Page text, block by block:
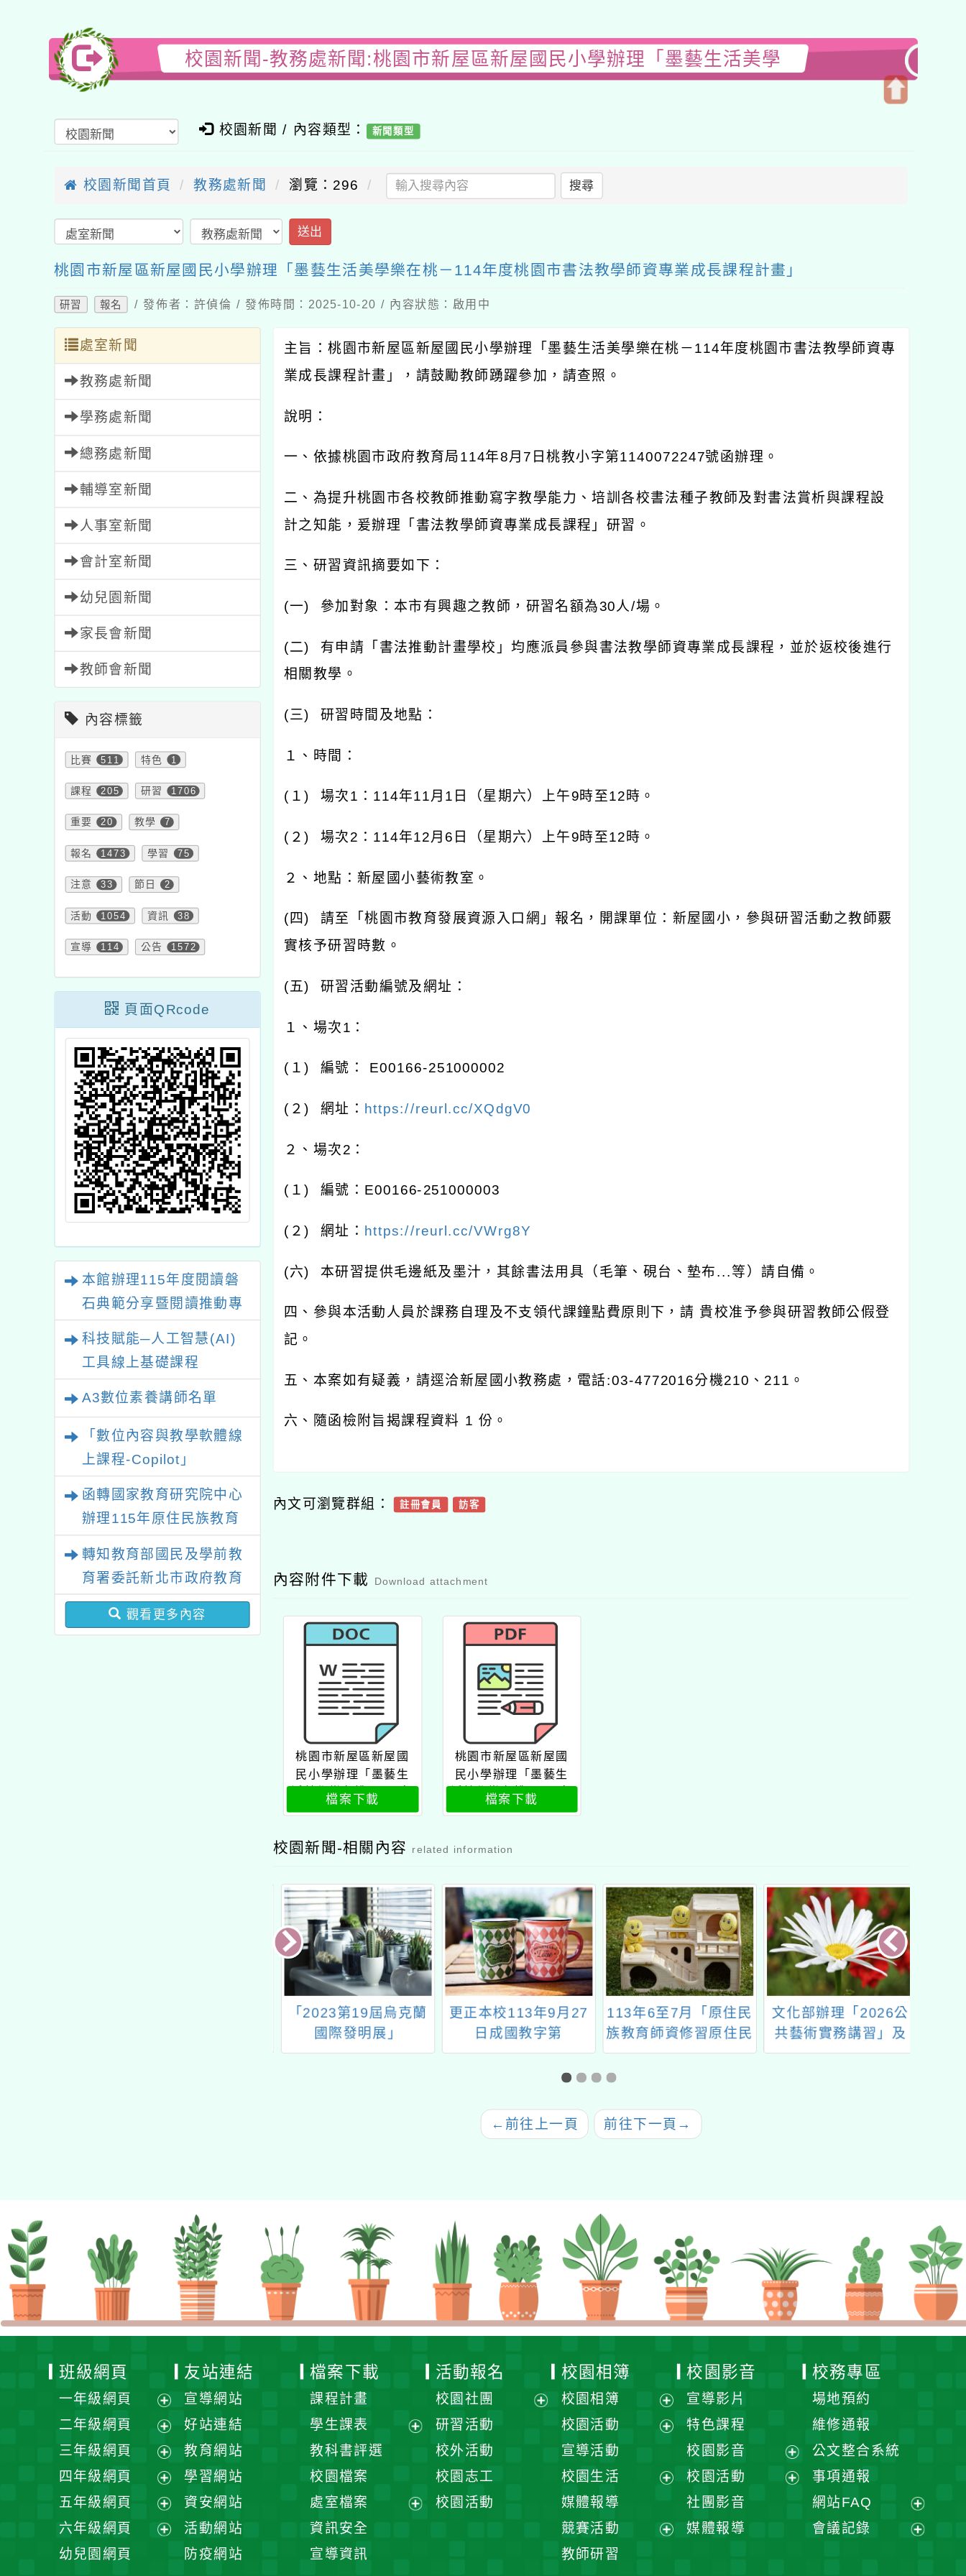
校園新聞-教務處新聞:桃園市新屋區新屋國民小學辦理「墨藝生活美學
校園新聞 / 內容類型： 新聞類型
校園新聞首頁 教務處新聞 瀏覽：296 搜尋
送出
桃園市新屋區新屋國民小學辦理「墨藝生活美學樂在桃－114年度桃園市書法教學師資專業成長課程計畫」
研習 報名 / 發佈者：許偵倫 / 發佈時間：2025-10-20 / 內容狀態：啟用中
處室新聞
教務處新聞
學務處新聞
總務處新聞
輔導室新聞
人事室新聞
會計室新聞
幼兒園新聞
家長會新聞
教師會新聞
內容標籤
比賽 511 特色 1
課程 205 研習 1706
重要 20 教學 7
報名 1473 學習 75
注意 33 節日 2
活動 1054 資訊 38
宣導 114 公告 1572
頁面QRcode
本館辦理115年度閱讀磐
石典範分享暨閱讀推動專
業研習
科技賦能─人工智慧(AI)
工具線上基礎課程
A3數位素養講師名單
「數位內容與教學軟體線
上課程-Copilot」
函轉國家教育研究院中心
辦理115年原住民族教育
轉知教育部國民及學前教
育署委託新北市政府教育
局辦理「115年度教師專
業成長研習實施計畫－夢
觀看更多內容
主旨：桃園市新屋區新屋國民小學辦理「墨藝生活美學樂在桃－114年度桃園市書法教學師資專
業成長課程計畫」，請鼓勵教師踴躍參加，請查照。
說明：
一、依據桃園市政府教育局114年8月 7 日桃教小字第1140072247號函辦理。
二、為提升桃園市各校教師推動寫字教學能力、培訓各校書法種子教師及對書法賞析與課程設
計之知能，爰辦理「書法教學師資專業成長課程」研習。
三、研習資訊摘要如下：
(一) 參加對象：本市有興趣之教師，研習名額為30人/場。
(二) 有申請「書法推動計畫學校」均應派員參與書法教學師資專業成長課程，並於返校後進行
相關教學。
(三) 研習時間及地點：
１、時間：
( １) 場次1 ： 114年11月 1 日（星期六）上午9時至12時。
( ２) 場次2 ： 114年12月 6 日（星期六）上午9時至12時。
２、地點：新屋國小藝術教室。
( 四) 請至「桃園市教育發展資源入口網」報名，開課單位：新屋國小，參與研習活動之教師覈
實核予研習時數。
(五) 研習活動編號及網址：
１、場次1 ：
( １) 編號： E00166-251000002
( ２) 網址： https://reurl.cc/XQdgV0
２、場次2 ：
( １) 編號： E00166-251000003
( ２) 網址： https://reurl.cc/VWrg8Y
(六) 本研習提供毛邊紙及墨汁，其餘書法用具（毛筆、硯台、墊布...等）請自備。
四、參與本活動人員於課務自理及不支領代課鐘點費原則下，請 貴校准予參與研習教師公假登
記。
五、本案如有疑義，請逕洽新屋國小教務處，電話:03-4772016分機210 、 211 。
六、隨函檢附旨揭課程資料 1 份。
內文可瀏覽群組： 註冊會員 訪客
內容附件下載 Download attachment
桃園市新屋區新屋國
民小學辦理「墨藝生
活美學樂在桃－114年
度桃園市書法教學師
畫」
檔案下載
桃園市新屋區新屋國
民小學辦理「墨藝生
活美學樂在桃－114年
度桃園市書法教學師
畫」公文
檔案下載
校園新聞-相關內容 related information
「2023第19屆烏克蘭
國際發明展」
更正本校113年9月27
日成國教字第
1130007762號書函
113年6至7月「原住民
族教育師資修習原住民
族文化及多元文化教育
文化部辦理「2026公
共藝術實務講習」及
「公共藝術實地參訪小
← 前往上一頁 前往下一頁 →
班級網頁
一年級網頁
展
選
單
二年級網頁
展
選
單
三年級網頁
展
開
選
單
四年級網頁
展
開
選
五年級網頁
展
開
六年級網頁
幼兒園網頁
友站連結
宣導網站
好站連結
教育網站
學習網站
資安網站
活動網站
防疫網站
檔案下載
課程計畫
學生課表
單
教科書評選
校園檔案
處室檔案
資訊安全
宣導資訊
活動報名
校園社團
研習活動
校外活動
校園志工
校園活動
校園相簿
校園相簿
展
單
校園活動
選
宣導活動
校園生活
選
媒體報導
競賽活動
教師研習
校園影音
宣導影片
特色課程
校園影音
展
開
校園活動
社團影音
媒體報導
校務專區
場地預約
維修通報
公文整合系統
事項通報
網站FAQ
展
開
會議記錄